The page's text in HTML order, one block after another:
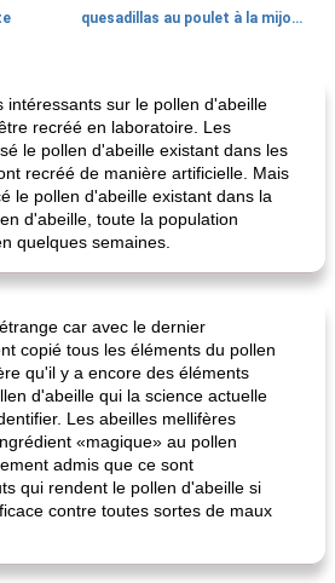
quesadillas au poulet à la mijoteuse
intéressants sur le pollen d'abeille
recréé en laboratoire. Les
le pollen d'abeille existant dans les
recréé de manière artificielle. Mais
le pollen d'abeille existant dans la
d'abeille, toute la population
quelques semaines.
car avec le dernier
copié tous les éléments du pollen
qu'il y a encore des éléments
d'abeille qui la science actuelle
Les abeilles mellifères
«magique» au pollen
admis que ce sont
qui rendent le pollen d'abeille si
contre toutes sortes de maux